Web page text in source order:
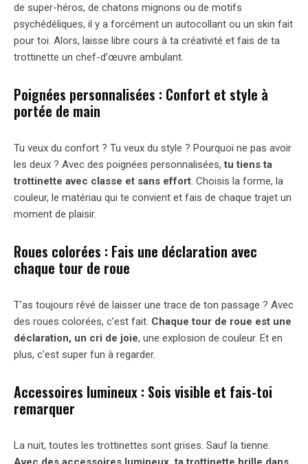
de super-héros, de chatons mignons ou de motifs
psychédéliques, il y a forcément un autocollant ou un skin fait
pour toi. Alors, laisse libre cours à ta créativité et fais de ta
trottinette un chef-d’œuvre ambulant.
Poignées personnalisées : Confort et style à
portée de main
Tu veux du confort ? Tu veux du style ? Pourquoi ne pas avoir
les deux ? Avec des poignées personnalisées,tu tiens ta
trottinette avec classe et sans effort . Choisis la forme, la
couleur, le matériau qui te convient et fais de chaque trajet un
moment de plaisir.
Roues colorées : Fais une déclaration avec
chaque tour de roue
T’as toujours rêvé de laisser une trace de ton passage ? Avec
des roues colorées, c’est fait. Chaque tour de roue est une
déclaration, un cri de joie, une explosion de couleur. Et en
plus, c’est super fun à regarder.
Accessoires lumineux : Sois visible et fais-toi
remarquer
La nuit, toutes les trottinettes sont grises. Sauf la tienne.